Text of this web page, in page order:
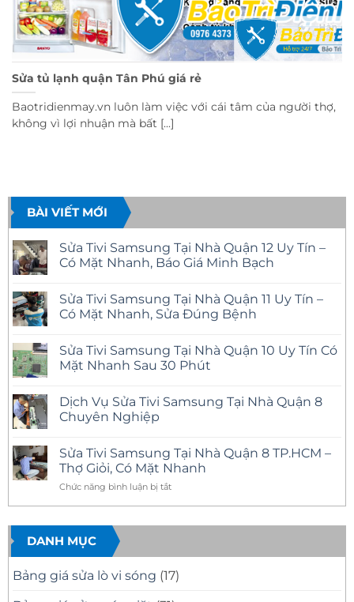
Sửa tủ lạnh quận Tân Phú giá rẻ
Baotridienmay.vn luôn làm việc với cái tâm của người thợ,
không vì lợi nhuận mà bất [...]
BÀI VIẾT MỚI
Sửa Tivi Samsung Tại Nhà Quận 12 Uy Tín –
Có Mặt Nhanh, Báo Giá Minh Bạch
bình
luận
ở
Samsung
Tại
Nhà
Uy
Tín
–
Nhanh,
Báo
Giá
Minh
Bạch
Sửa Tivi Samsung Tại Nhà Quận 11 Uy Tín –
Có Mặt Nhanh, Sửa Đúng Bệnh
bình
luận
ở
Samsung
Tại
Nhà
Uy
Tín
Có
Mặt
Nhanh,
Đúng
Bệnh
Sửa Tivi Samsung Tại Nhà Quận 10 Uy Tín Có
Mặt Nhanh Sau 30 Phút
bình
luận
ở
Samsung
Tại
Nhà
Quận
10
Uy
Có
Mặt
Nhanh
Sau
Phút
Dịch Vụ Sửa Tivi Samsung Tại Nhà Quận 8
Chuyên Nghiệp
bình
luận
ở
Dịch
Vụ
Sửa
Samsung
Tại
Nhà
Quận
Chuyên
Sửa Tivi Samsung Tại Nhà Quận 8 TP.HCM –
Thợ Giỏi, Có Mặt Nhanh
Chức năng bình luận bị tắtở
Samsung
8
DANH MỤC
Bảng giá sửa lò vi sóng (17)